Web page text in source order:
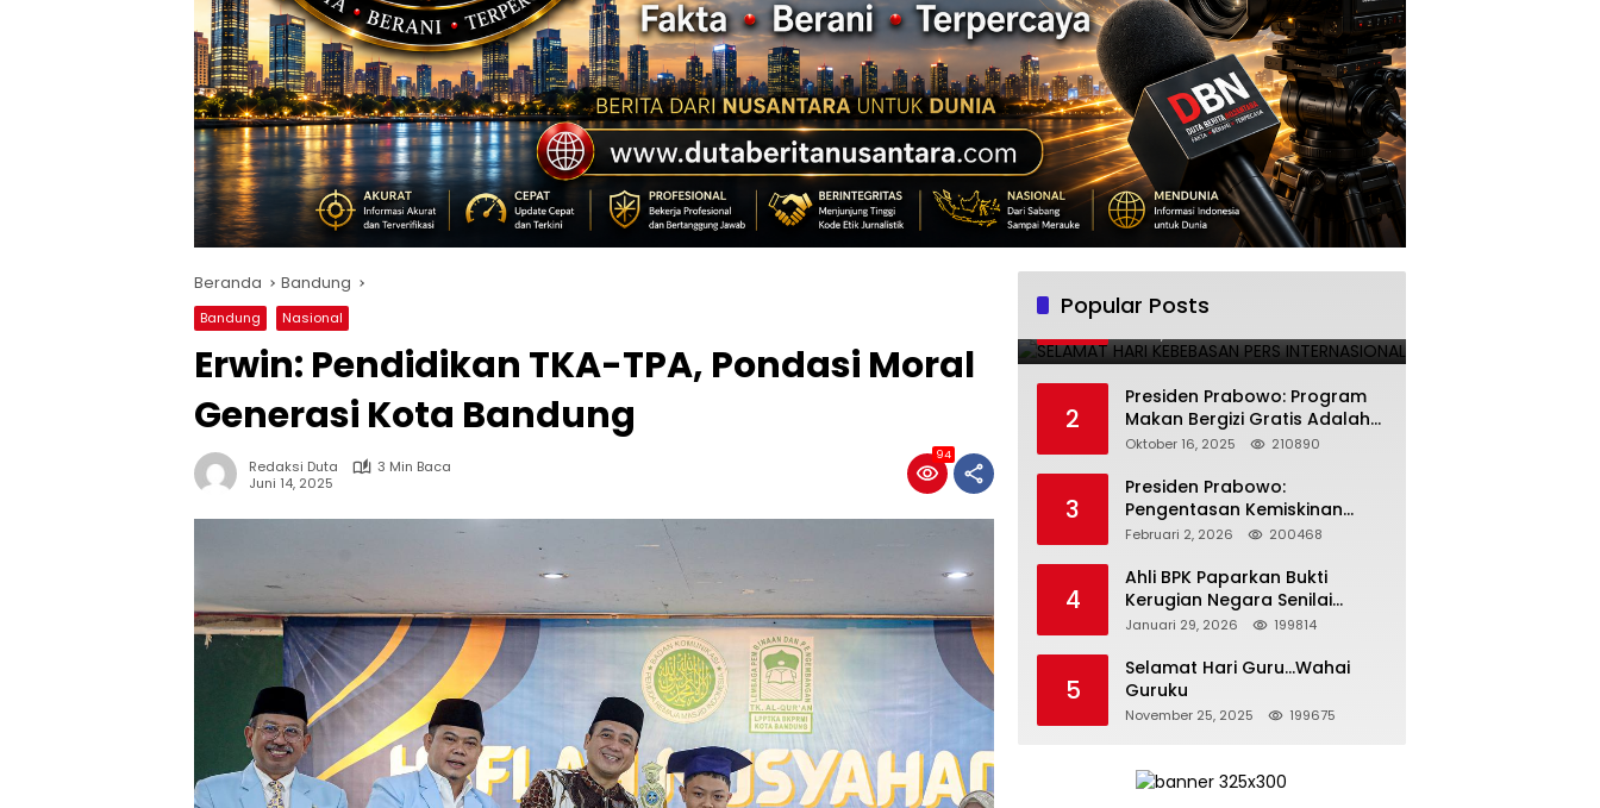
Beranda Bandung
Bandung Nasional
Erwin: Pendidikan TKA-TPA, Pondasi Moral
Generasi Kota Bandung
Redaksi Duta
3 Min Baca
Juni 14, 2025
94
Popular Posts
1
INTERNASIONAL
Mei 3, 2025 224692
2
Presiden Prabowo: Program
Makan Bergizi Gratis Adalah
Investasi untuk Masa Depan
Oktober 16, 2025 210890
3
Presiden Prabowo:
Pengentasan Kemiskinan
Butuh Persatuan dan
Bertanggung Jawab
Februari 2, 2026 200468
4
Ahli BPK Paparkan Bukti
Kerugian Negara Senilai
Rp285 Triliun dalam
Pertamina
Januari 29, 2026 199814
5
Selamat Hari Guru…Wahai
Guruku
November 25, 2025 199675